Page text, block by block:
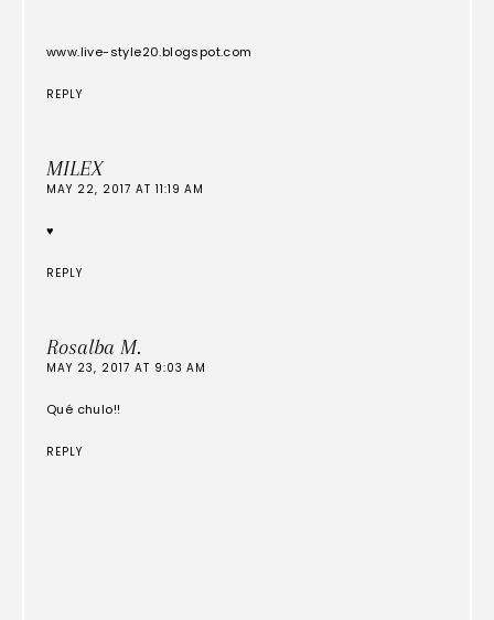
www.live-style20.blogspot.com
REPLY
MILEX
MAY 22, 2017 AT 11:19 AM
♥
REPLY
Rosalba M.
MAY 23, 2017 AT 9:03 AM
Qué chulo!!
REPLY